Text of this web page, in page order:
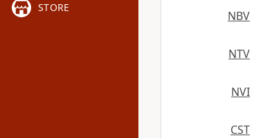
STORE
NBV
NTV
NVI
CST